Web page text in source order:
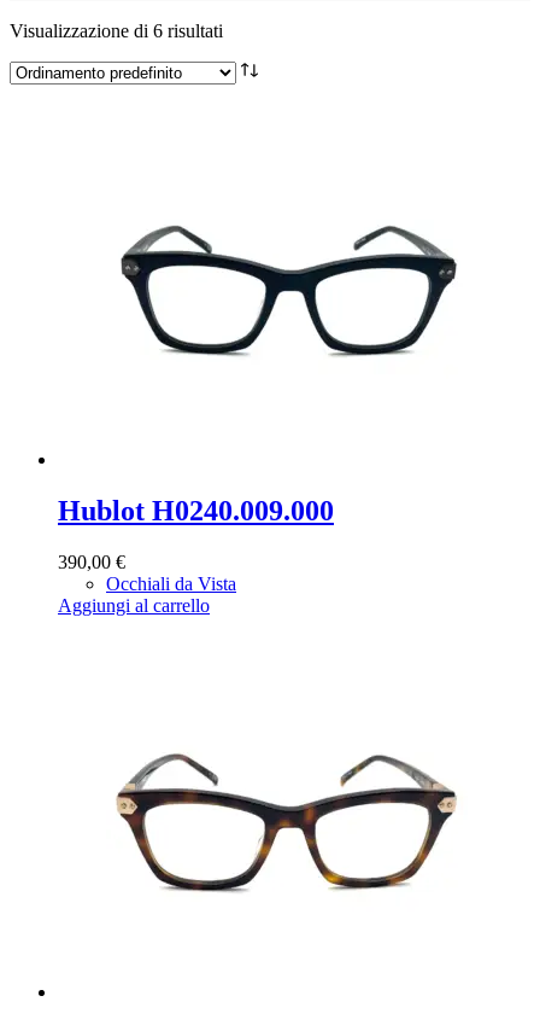
Visualizzazione di 6 risultati
Hublot H0240.009.000
390,00 €
Occhiali da Vista
Aggiungi al carrello